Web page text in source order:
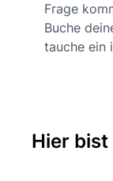
Frage
Buche
tauche ein
Hier